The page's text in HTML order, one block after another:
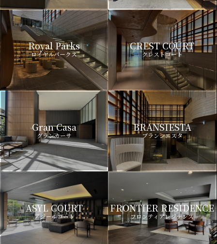
Royal Parks
ロイヤルパークス
CREST COURT
クレストコート
Gran Casa
グランカーサ
BRANSIESTA
ブランシエスタ
ASYL COURT
アジールコート
FRONTIER RESIDENCE
フロンティアレジデンス